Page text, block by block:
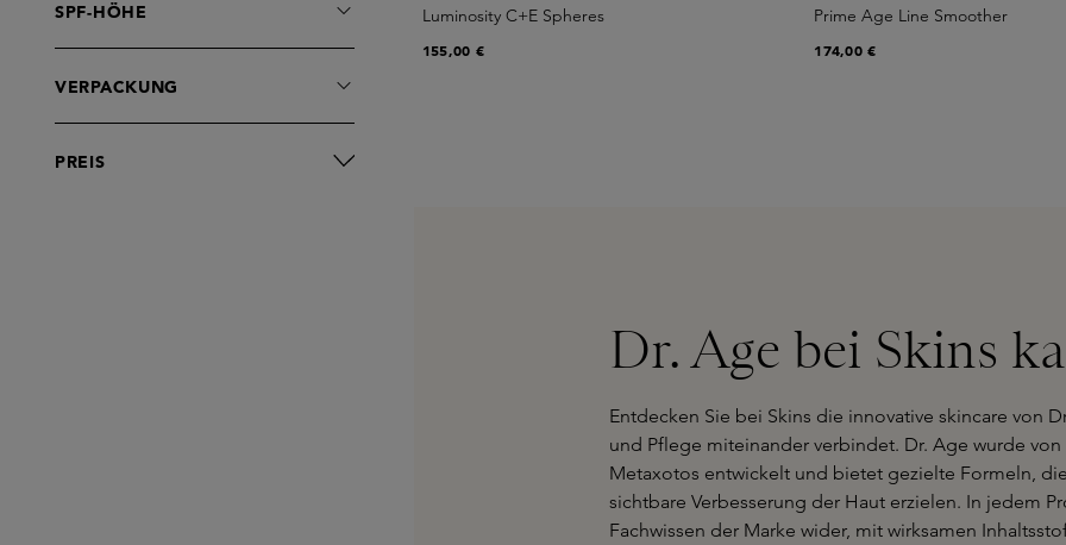
SPF-HÖHE
VERPACKUNG
PREIS
Luminosity C+E Spheres
155,00 €
Prime Age Line Smoother
174,00 €
Dr. Age bei Skins
Entdecken Sie bei Skins die innovative skincare von
und Pflege miteinander verbindet. Dr. Age wurde von
Metaxotos entwickelt und bietet gezielte Formeln,
sichtbare Verbesserung der Haut erzielen. In jedem
Fachwissen der Marke wider, mit wirksamen